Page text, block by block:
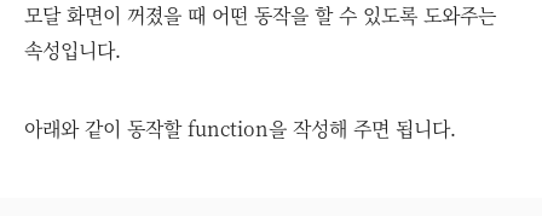
모달 화면이 꺼졌을 때 어떤 동작을 할 수 있도록 도와주는
속성입니다.
아래와 같이 동작할 function을 작성해 주면 됩니다.